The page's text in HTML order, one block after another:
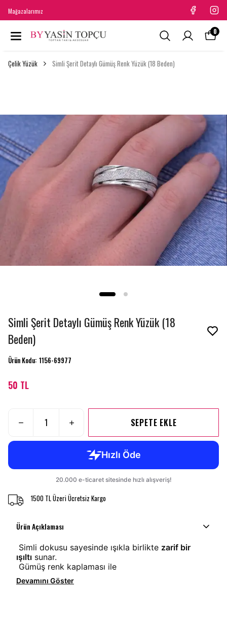
Mağazalarımız
0
Çelik Yüzük Simli Şerit Detaylı Gümüş Renk Yüzük (18 Beden)
Simli Şerit Detaylı Gümüş Renk Yüzük (18
Beden)
Ürün Kodu: 1156-69977
50 TL
SEPETE EKLE
1500 TL Üzeri Ücretsiz Kargo
Ürün Açıklaması
Simli dokusu sayesinde ışıkla birlikte zarif bir
ışıltı sunar.
Gümüş renk kaplaması ile
Devamını Göster